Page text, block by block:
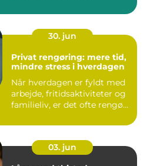
30. jun
Privat rengøring: mere tid,
mindre stress i hverdagen
Når hverdagen er fyldt med
arbejde, fritidsaktiviteter og
familieliv, er det ofte rengø...
03. jun